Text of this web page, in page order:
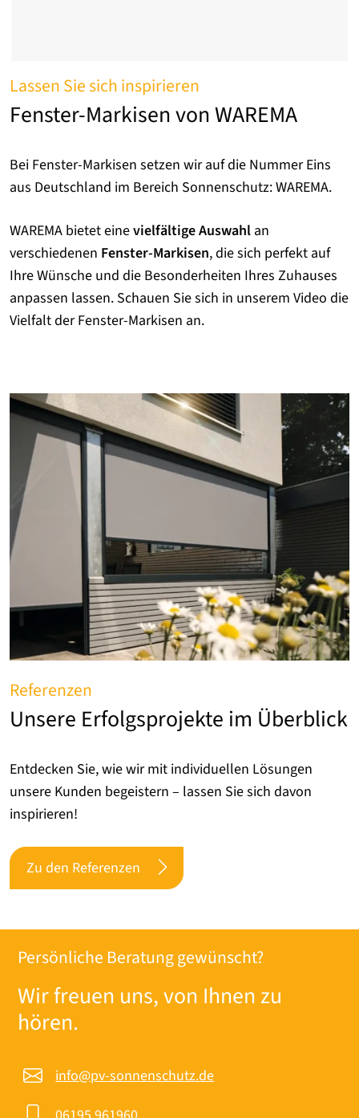
Lassen Sie sich inspirieren
Fenster-Markisen von WAREMA
Bei Fenster-Markisen setzen wir auf die Nummer Eins
aus Deutschland im Bereich Sonnenschutz: WAREMA.
WAREMA bietet einevielfältige Auswahl an
verschiedenen Fenster-Markisen, die sich perfekt auf
Ihre Wünsche und die Besonderheiten Ihres Zuhauses
anpassen lassen. Schauen Sie sich in unserem Video die
Vielfalt der Fenster-Markisen an.
Referenzen
Unsere Erfolgsprojekte im Überblick
Entdecken Sie, wie wir mit individuellen Lösungen
unsere Kunden begeistern – lassen Sie sich davon
inspirieren!
Zu den Referenzen
Persönliche Beratung gewünscht?
Wir freuen uns, von Ihnen zu
hören.
info@pv-sonnenschutz.de